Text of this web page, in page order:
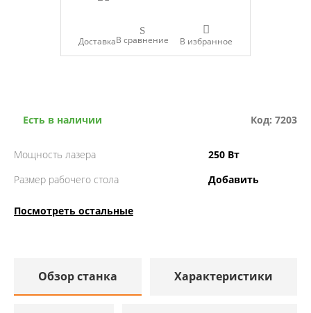
Есть в наличии Код: 7203
Мощность лазера
250 Вт
Размер рабочего стола
Добавить
Посмотреть остальные
ДоставкаВ сравнение
Обзор станка Характеристики